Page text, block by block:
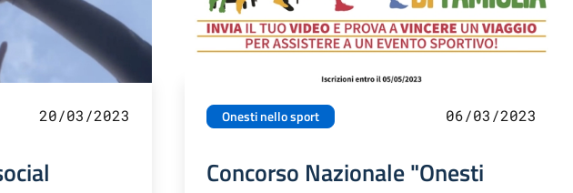
20/03/2023 Onesti nello sport 06/03/2023
Concorso Nazionale "Onesti